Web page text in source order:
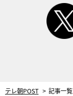
テレ朝POST 記事一覧